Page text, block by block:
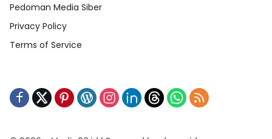
Pedoman Media Siber
Privacy Policy
Terms of Service